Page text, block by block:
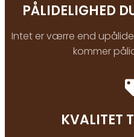
PÅLIDELIGHED
Intet er værre end
kommer
KVALITET